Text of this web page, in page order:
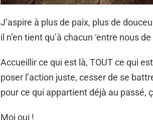
J’aspire à plus de paix, plus de
il n’en tient qu’à chacun ‘entre nous
Accueillir ce qui est là, TOUT ce qui
poser l’action juste, cesser de se
pour ce qui appartient déjà au passé,
Moi oui !